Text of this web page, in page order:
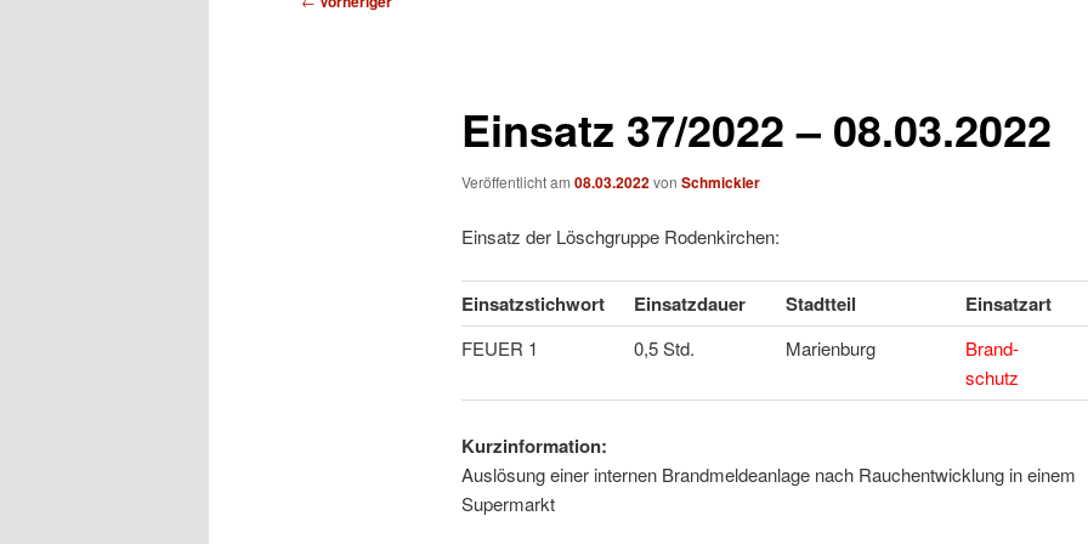
Einsatz 37/2022 – 08.03.2022
Veröffentlicht am 08.03.2022von Schmickler
Einsatz der Löschgruppe Rodenkirchen:
Einsatzstichwort Einsatzdauer Stadtteil Einsatzart
FEUER 1 0,5 Std. Marienburg
Brand-
schutz
Kurzinformation:
Auslösung einer internen Brandmeldeanlage nach Rauchentwicklung in einem
Supermarkt